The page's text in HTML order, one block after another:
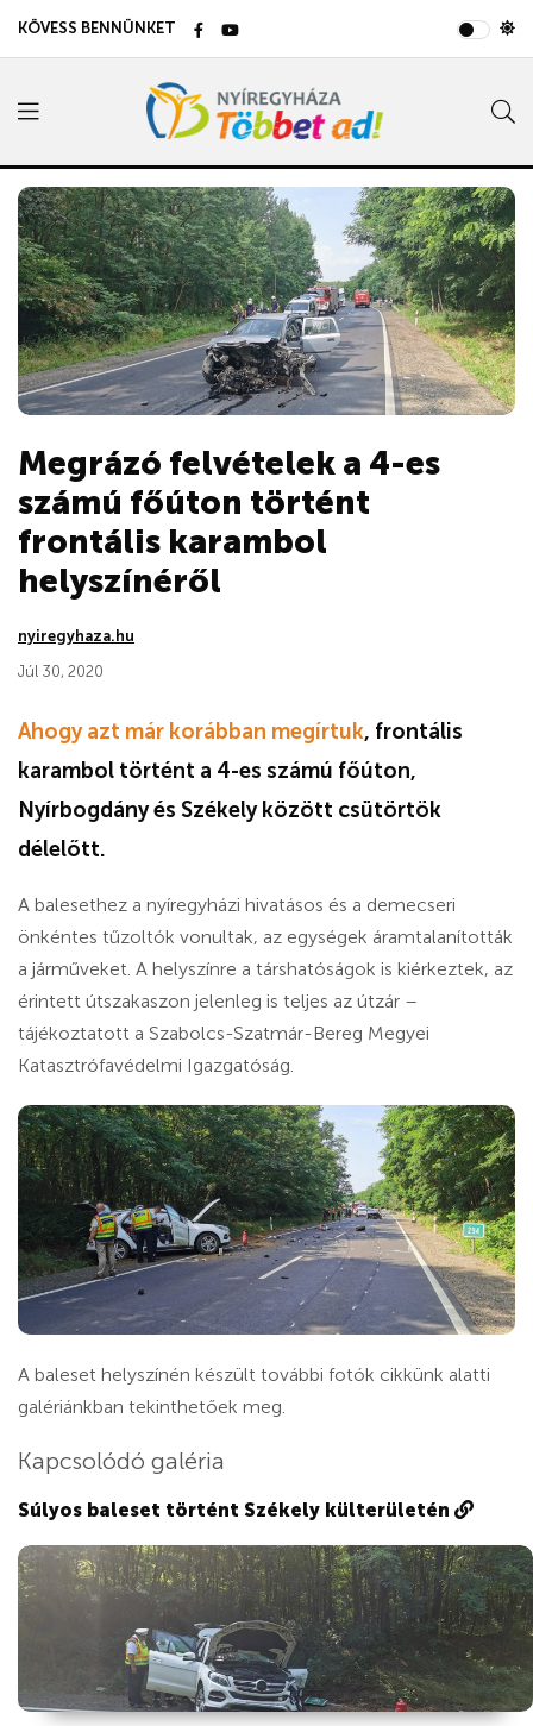
KÖVESS BENNÜNKET
Megrázó felvételek a 4-es
számú főúton történt
frontális karambol
helyszínéről
nyiregyhaza.hu
Júl 30, 2020
Ahogy azt már korábban megírtuk, frontális
karambol történt a 4-es számú főúton,
Nyírbogdány és Székely között csütörtök
délelőtt.
A balesethez a nyíregyházi hivatásos és a demecseri
önkéntes tűzoltók vonultak, az egységek áramtalanították
a járműveket. A helyszínre a társhatóságok is kiérkeztek, az
érintett útszakaszon jelenleg is teljes az útzár –
tájékoztatott a Szabolcs-Szatmár-Bereg Megyei
Katasztrófavédelmi Igazgatóság.
A baleset helyszínén készült további fotók cikkünk alatti
galériánkban tekinthetőek meg.
Kapcsolódó galéria
Súlyos baleset történt Székely külterületén